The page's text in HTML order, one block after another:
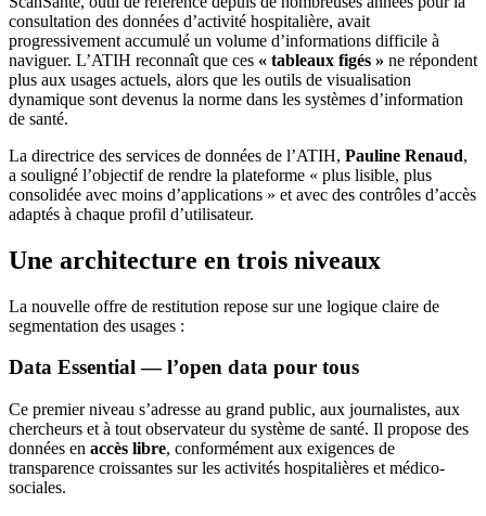
consultation des données d’activité hospitalière, avait
progressivement accumulé un volume d’informations difficile à
naviguer. L’ATIH reconnaît que ces « tableaux figés » ne répondent
plus aux usages actuels, alors que les outils de visualisation
dynamique sont devenus la norme dans les systèmes d’information
de santé.
La directrice des services de données de l’ATIH, Pauline Renaud,
a souligné l’objectif de rendre la plateforme « plus lisible, plus
consolidée avec moins d’applications » et avec des contrôles d’accès
adaptés à chaque profil d’utilisateur.
Une architecture en trois niveaux
La nouvelle offre de restitution repose sur une logique claire de
segmentation des usages :
Data Essential — l’open data pour tous
Ce premier niveau s’adresse au grand public, aux journalistes, aux
chercheurs et à tout observateur du système de santé. Il propose des
données en accès libre, conformément aux exigences de
transparence croissantes sur les activités hospitalières et médico-
sociales.